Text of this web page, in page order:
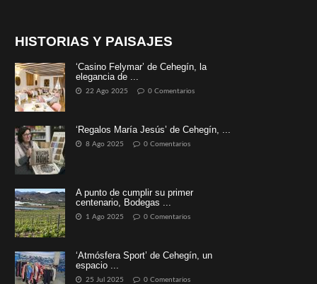
HISTORIAS Y PAISAJES
‘Casino Felymar’ de Cehegín, la
elegancia de ...
22 Ago 2025 0 Comentarios
‘Regalos María Jesús’ de Cehegín, ...
8 Ago 2025 0 Comentarios
A punto de cumplir su primer
centenario, Bodegas ...
1 Ago 2025 0 Comentarios
‘Atmósfera Sport’ de Cehegín, un
espacio ...
25 Jul 2025 0 Comentarios